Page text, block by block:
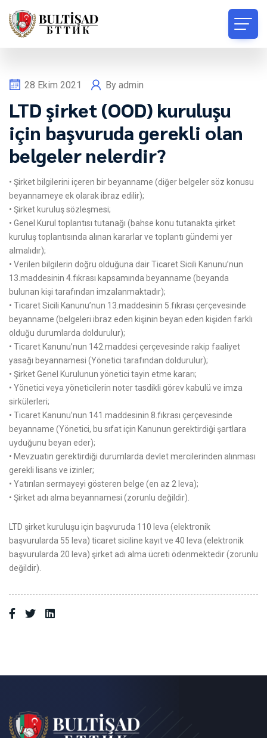
28 Ekim 2021 By admin
LTD şirket (OOD) kuruluşu
için başvuruda gerekli olan
belgeler nelerdir?
• Şirket bilgilerini içeren bir beyanname (diğer belgeler söz konusu
beyannameye ek olarak ibraz edilir);
• Şirket kuruluş sözleşmesi;
• Genel Kurul toplantısı tutanağı (bahse konu tutanakta şirket
kuruluş toplantısında alınan kararlar ve toplantı gündemi yer
almalıdır);
• Verilen bilgilerin doğru olduğuna dair Ticaret Sicili Kanunu’nun
13.maddesinin 4.fıkrası kapsamında beyanname (beyanda
bulunan kişi tarafından imzalanmaktadır);
• Ticaret Sicili Kanunu’nun 13.maddesinin 5.fıkrası çerçevesinde
beyanname (belgeleri ibraz eden kişinin beyan eden kişiden farklı
olduğu durumlarda doldurulur);
• Ticaret Kanunu’nun 142.maddesi çerçevesinde rakip faaliyet
yasağı beyannamesi (Yönetici tarafından doldurulur);
• Şirket Genel Kurulunun yönetici tayin etme kararı;
• Yönetici veya yöneticilerin noter tasdikli görev kabulü ve imza
sirkülerleri;
• Ticaret Kanunu’nun 141.maddesinin 8.fıkrası çerçevesinde
beyanname (Yönetici, bu sıfat için Kanunun gerektirdiği şartlara
uyduğunu beyan eder);
• Mevzuatın gerektirdiği durumlarda devlet mercilerinden alınması
gerekli lisans ve izinler;
• Yatırılan sermayeyi gösteren belge (en az 2 leva);
• Şirket adı alma beyannamesi (zorunlu değildir).
LTD şirket kuruluşu için başvuruda 110 leva (elektronik
başvurularda 55 leva) ticaret siciline kayıt ve 40 leva (elektronik
başvurularda 20 leva) şirket adı alma ücreti ödenmektedir (zorunlu
değildir).